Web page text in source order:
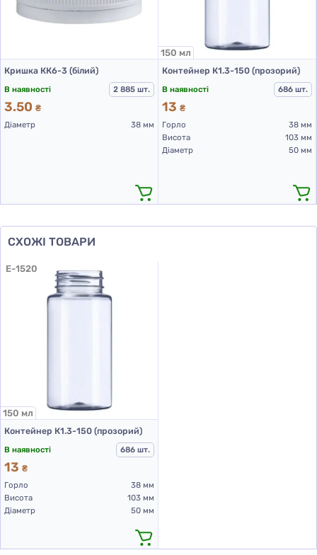
Кришка КК6-3 (білий)
В наявності
2 885 шт.
3.50 ₴
Діаметр
38 мм
150 мл
Контейнер К1.3-150 (прозорий)
В наявності
686 шт.
13 ₴
Горло
38 мм
Висота
103 мм
Діаметр
50 мм
СХОЖІ ТОВАРИ
E-1520
150 мл
Контейнер К1.3-150 (прозорий)
В наявності
686 шт.
13 ₴
Горло
38 мм
Висота
103 мм
Діаметр
50 мм